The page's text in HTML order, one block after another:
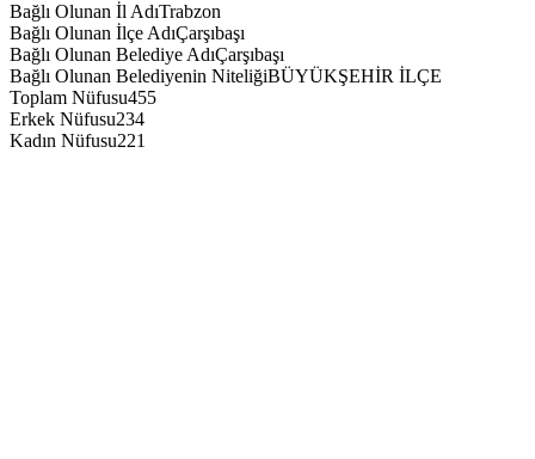
Bağlı Olunan İl AdıTrabzon
Bağlı Olunan İlçe AdıÇarşıbaşı
Bağlı Olunan Belediye AdıÇarşıbaşı
Bağlı Olunan Belediyenin NiteliğiBÜYÜKŞEHİR İLÇE
Toplam Nüfusu455
Erkek Nüfusu234
Kadın Nüfusu221